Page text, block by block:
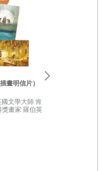
的角度望去，水面上的
下的光線，一同幻化在
片，藍色的、紫色的、
的色彩點綴的更千變萬
開始，目光也漸漸被吸
畫明信片）
文學大師 肯
畫家 羅伯英